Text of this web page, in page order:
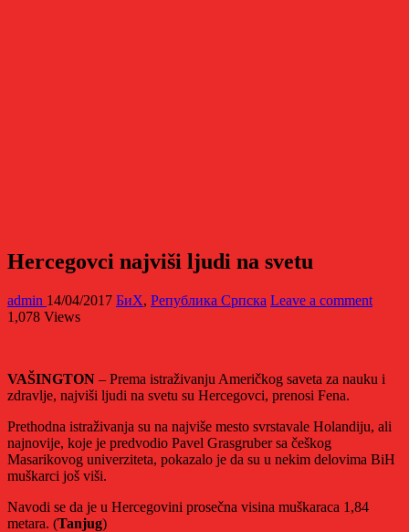
Hercegovci najviši ljudi na svetu
admin 14/04/2017 БиХ, Република Српска Leave a comment
1,078 Views
VAŠINGTON – Prema istraživanju Američkog saveta za nauku i
zdravlje, najviši ljudi na svetu su Hercegovci, prenosi Fena.
Prethodna istraživanja su na najviše mesto svrstavale Holandiju, ali
najnovije, koje je predvodio Pavel Grasgruber sa češkog
Masarikovog univerziteta, pokazalo je da su u nekim delovima BiH
muškarci još viši.
Navodi se da je u Hercegovini prosečna visina muškaraca 1,84
metara. (Tanjug)